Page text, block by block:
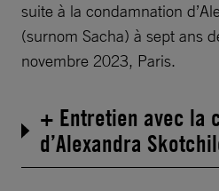
suite à la condamnation
(surnom Sacha) à sept ans
novembre 2023, Paris.
+ Entretien avec la
d’Alexandra